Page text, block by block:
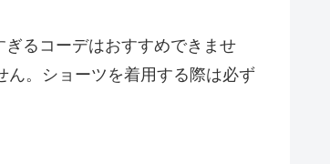
るコーデはおすすめできませ
ん。ショーツを着用する際は必ず